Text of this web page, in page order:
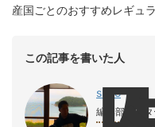
産国ごとのおすすめレギュ
この記事を書いた人
shiro
編集部ライ